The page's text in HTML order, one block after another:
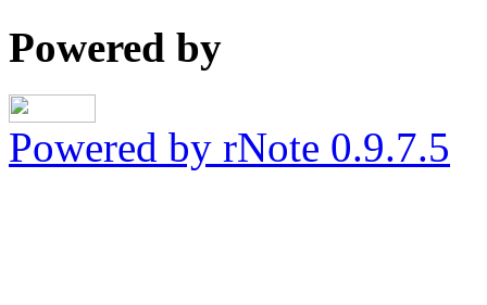
Powered by
Powered by rNote 0.9.7.5